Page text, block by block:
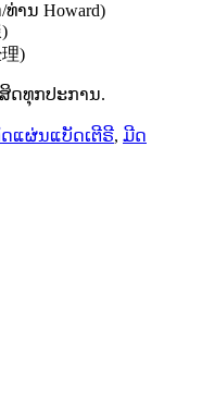
ທ່ານ Howard)
)
ດທຸກປະການ.
ດແຜ່ນແບັດເຕີຣີ, ມີດ